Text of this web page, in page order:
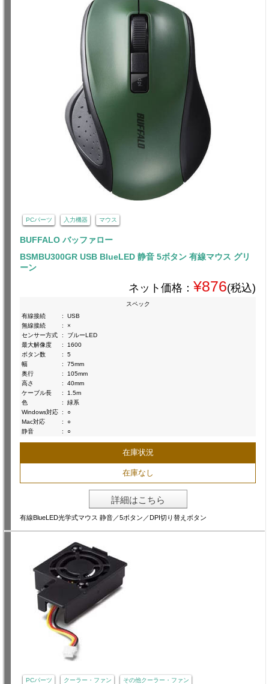
PCパーツ 入力機器 マウス
BUFFALO バッファロー
BSMBU300GR USB BlueLED 静音 5ボタン 有線マウス グリ
ーン
ネット価格： ¥876(税込)
スペック
有線接続
:
USB
無線接続
:
×
センサー方式
:
ブルーLED
最大解像度
:
1600
ボタン数
:
5
幅
:
75mm
奥行
:
105mm
高さ
:
40mm
ケーブル長
:
1.5m
色
:
緑系
Windows対応 :
○
Mac対応
:
○
静音
: ○
在庫状況
在庫なし
詳細はこちら
有線BlueLED光学式マウス 静音／5ボタン／DPI切り替えボタン
PCパーツ クーラー・ファン その他クーラー・ファン